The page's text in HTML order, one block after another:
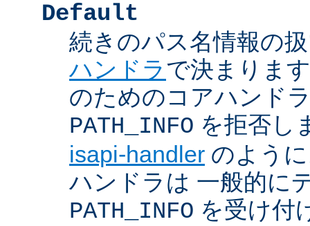
Default
続きのパス名情報の
ハンドラで決まりま
のためのコアハンド
PATH_INFO を拒否し
isapi-handler のよう
ハンドラは 一般的に
PATH_INFO を受け付